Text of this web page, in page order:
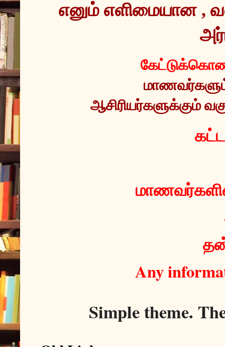
எனும் எளிமையான ,
ஆசிரியர்களுக்கும்
Any
Simple theme.